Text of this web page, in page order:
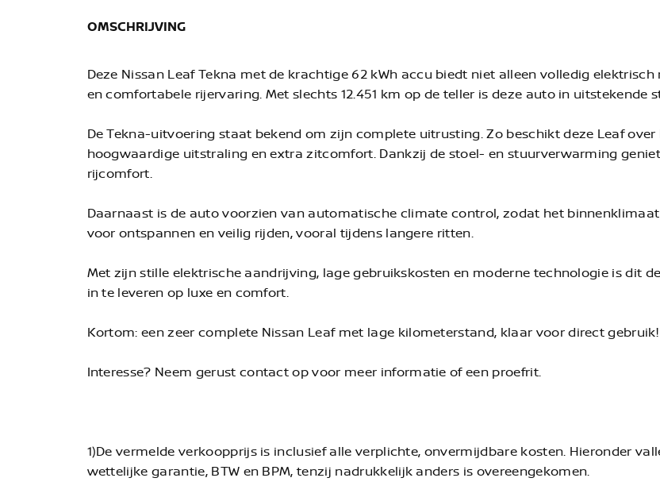
OMSCHRIJVING
Deze Nissan Leaf Tekna met de krachtige 62 kWh accu biedt niet alleen volledig
en comfortabele rijervaring. Met slechts 12.451 km op de teller is deze auto in uitstekende
De Tekna-uitvoering staat bekend om zijn complete uitrusting. Zo beschikt deze Leaf
hoogwaardige uitstraling en extra zitcomfort. Dankzij de stoel- en stuurverwarming
rijcomfort.
Daarnaast is de auto voorzien van automatische climate control, zodat het
voor ontspannen en veilig rijden, vooral tijdens langere ritten.
Met zijn stille elektrische aandrijving, lage gebruikskosten en moderne technologie is dit
in te leveren op luxe en comfort.
Kortom: een zeer complete Nissan Leaf met lage kilometerstand, klaar voor direct gebruik!
Interesse? Neem gerust contact op voor meer informatie of een proefrit.
1)De vermelde verkoopprijs is inclusief alle verplichte, onvermijdbare kosten. Hieronder
wettelijke garantie, BTW en BPM, tenzij nadrukkelijk anders is overeengekomen.